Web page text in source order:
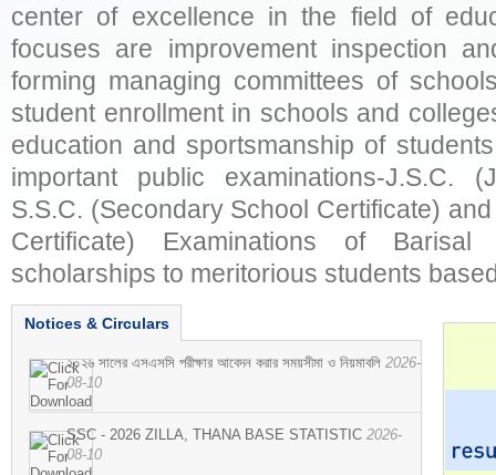
center of excellence in the field of
focuses are improvement inspection
forming managing committees of
student enrollment in schools and
education and sportsmanship of
important public examinations-J.S.C.
S.S.C. (Secondary School Certificate)
Certificate) Examinations of
scholarships to meritorious students
Notices & Circulars
২০২৬ সালের এসএসসি পরীক্ষার আবেদন করার সময়সীমা ও নিয়মাবলি 2026-
08-10
SSC - 2026 ZILLA, THANA BASE STATISTIC 2026-
08-10